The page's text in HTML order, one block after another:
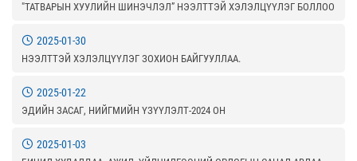
"ТАТВАРЫН ХУУЛИЙН ШИНЭЧЛЭЛ” НЭЭЛТТЭЙ ХЭЛЭЛЦҮҮЛЭГ БОЛЛОО
2025-01-30
НЭЭЛТТЭЙ ХЭЛЭЛЦҮҮЛЭГ ЗОХИОН БАЙГУУЛЛАА.
2025-01-22
ЭДИЙН ЗАСАГ, НИЙГМИЙН ҮЗҮҮЛЭЛТ-2024 ОН
2025-01-03